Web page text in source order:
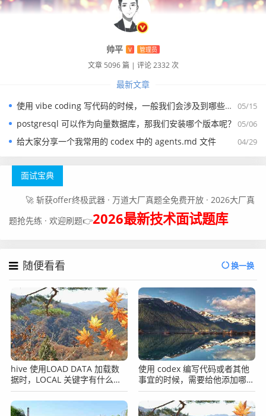
帅平 V 管理员
文章 5096 篇 | 评论 2332 次
最新文章
05/15
使用 vibe coding 写代码的时候，一般我们会涉及到哪些提示词？
05/06
postgresql 可以作为向量数据库，那我们安装哪个版本呢？
04/29
给大家分享一个我常用的 codex 中的 agents.md 文件
面试宝典
🚀 斩获offer终极武器 · 万道大厂真题全免费开放 · 2026大厂真
题抢先练 · 欢迎刷题👉2026最新技术面试题库
随便看看 换一换
hive 使用LOAD DATA 加载数
据时，LOCAL 关键字有什么区
别？
使用 codex 编写代码或者其他
事宜的时候，需要给他添加哪些
协作准则？